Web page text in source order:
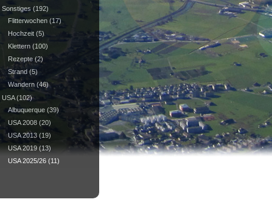
Sonstiges (192)
Flitterwochen(17)
Hochzeit(5)
Klettern(100)
Rezepte(2)
Strand(5)
Wandern(46)
USA(102)
Albuquerque(39)
USA 2008(20)
USA 2013(19)
USA 2019(13)
USA 2025/26(11)